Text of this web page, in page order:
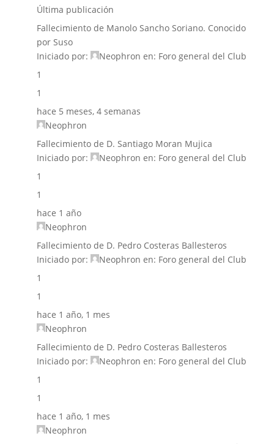
Última publicación
Fallecimiento de Manolo Sancho Soriano. Conocido
por Suso
Iniciado por:
Neophron en: Foro general del Club
1
1
hace 5 meses, 4 semanas
Neophron
Fallecimiento de D. Santiago Moran Mujica
Iniciado por:
Neophron en: Foro general del Club
1
1
hace 1 año
Neophron
Fallecimiento de D. Pedro Costeras Ballesteros
Iniciado por:
Neophron en: Foro general del Club
1
1
hace 1 año, 1 mes
Neophron
Fallecimiento de D. Pedro Costeras Ballesteros
Iniciado por:
Neophron en: Foro general del Club
1
1
hace 1 año, 1 mes
Neophron